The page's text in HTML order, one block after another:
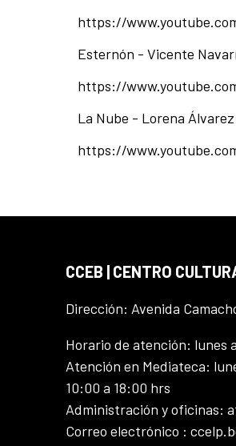
https://
Esternón - Vicente
https://
La Nube - Lorena Álvarez
https://
CCEB | CENTRO
Dirección: Avenida
Horario de atención: lunes
Atención en Mediateca:
10:00 a 18:00 hrs
Administración y oficinas:
Correo electrónico :